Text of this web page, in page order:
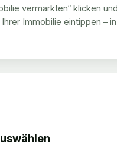
vermarkten“ klicken
Immobilie eintippen –